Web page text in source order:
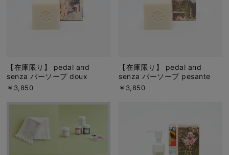
【在庫限り】 pedal and
senza バーソープ doux
￥3,850
【在庫限り】 pedal and
senza バーソープ pesante
￥3,850